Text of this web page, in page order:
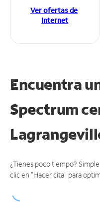
Ver ofertas de
Internet
Encuentra
Spectrum
¿Tienes poco tiempo?
clic en "Hacer cita" para